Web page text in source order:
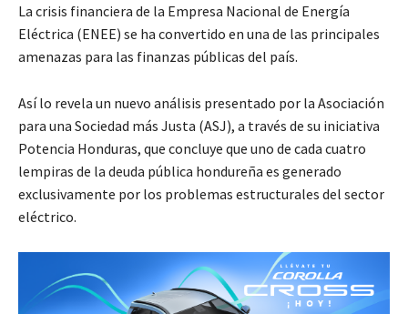
La crisis financiera de la Empresa Nacional de Energía
Eléctrica (ENEE) se ha convertido en una de las principales
amenazas para las finanzas públicas del país.
Así lo revela un nuevo análisis presentado por la Asociación
para una Sociedad más Justa (ASJ), a través de su iniciativa
Potencia Honduras, que concluye que uno de cada cuatro
lempiras de la deuda pública hondureña es generado
exclusivamente por los problemas estructurales del sector
eléctrico.